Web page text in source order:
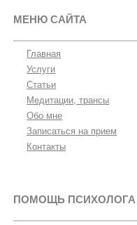
МЕНЮ САЙТА
Главная
Услуги
Статьи
Медитации, трансы
Обо мне
Записаться на прием
Контакты
ПОМОЩЬ ПСИХОЛОГА